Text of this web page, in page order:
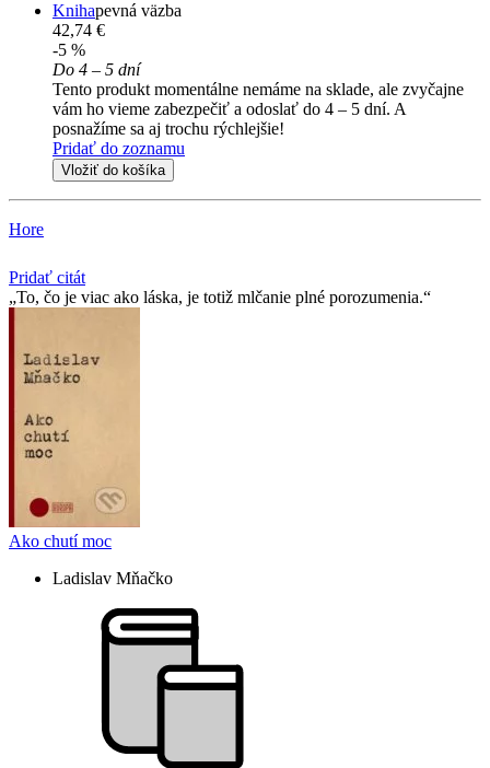
Knihapevná väzba
42,74 €
-5 %
Do 4 – 5 dní
Tento produkt momentálne nemáme na sklade, ale zvyčajne
vám ho vieme zabezpečiť a odoslať do 4 – 5 dní. A
posnažíme sa aj trochu rýchlejšie!
Pridať do zoznamu
Vložiť do košíka
Hore
Pridať citát
To, čo je viac ako láska, je totiž mlčanie plné porozumenia.
Ako chutí moc
Ladislav Mňačko